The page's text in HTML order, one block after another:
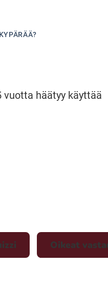
häätyy käyttää
Oikeat